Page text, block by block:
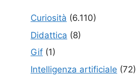
Curiosità (6.110)
Didattica (8)
Gif (1)
Intelligenza artificiale (72)